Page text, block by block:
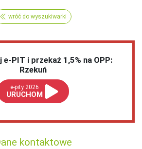
wróć do wyszukiwarki
e-PIT i przekaż 1,5% na OPP:
Rzekuń
e-pity 2026
URUCHOM
kontaktowe